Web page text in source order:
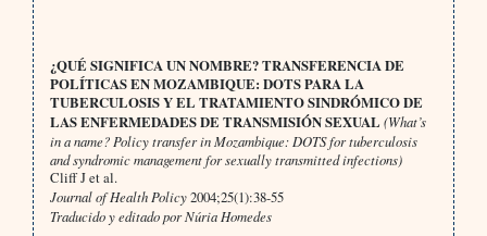
¿QUÉ SIGNIFICA UN NOMBRE?TRANSFERENCIA DE
POLÍTICAS EN MOZAMBIQUE: DOTS PARA LA
TUBERCULOSIS Y EL TRATAMIENTO SINDRÓMICO DE
LAS ENFERMEDADES DE TRANSMISIÓN SEXUAL (What’s
in a name? Policy transfer in Mozambique: DOTS for tuberculosis
and syndromic management for sexually transmitted infections)
Cliff J et al.
Journal of Health Policy2004;25(1):38-55
Traducido y editado por Núria Homedes